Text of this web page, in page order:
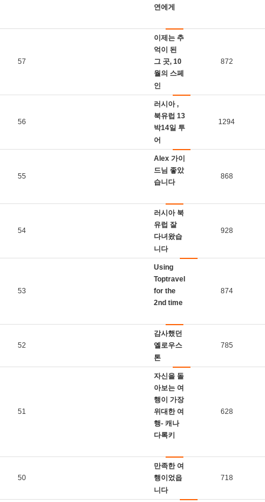
연에게
57
이제는 추
억이 된
그 곳, 10
월의 스페
인
872
56
러시아 ,
북유럽 13
박14일 투
어
1294
55
Alex 가이
드님 좋았
습니다
868
54
러시아 북
유럽 잘
다녀왔습
니다
928
53
Using
Toptravel
for the
2nd time
874
52
감사했던
옐로우스
톤
785
51
자신을 돌
아보는 여
행이 가장
위대한 여
행- 캐나
다록키
628
50
만족한 여
행이었읍
니다
718